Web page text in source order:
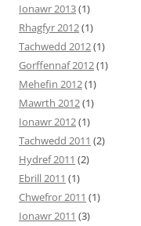
Ionawr 2013(1)
Rhagfyr 2012(1)
Tachwedd 2012(1)
Gorffennaf 2012(1)
Mehefin 2012(1)
Mawrth 2012(1)
Ionawr 2012(1)
Tachwedd 2011 (2)
Hydref 2011 (2)
Ebrill 2011 (1)
Chwefror 2011 (1)
Ionawr 2011 (3)